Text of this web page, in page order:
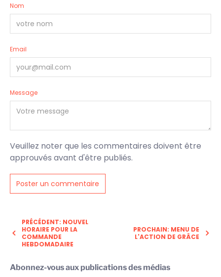
Nom
Email
Message
Veuillez noter que les commentaires doivent être
approuvés avant d'être publiés.
PRÉCÉDENT: NOUVEL
HORAIRE POUR LA
COMMANDE
HEBDOMADAIRE
PROCHAIN: MENU DE
L'ACTION DE GRÂCE
Abonnez-vous aux publications des médias